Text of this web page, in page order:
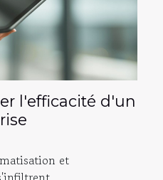
l'efficacité d'un
et